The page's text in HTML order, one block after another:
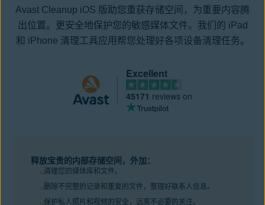
Avast Cleanup iOS 版助您重获存储空间，为重要内容腾
出位置。更安全地保护您的敏感媒体文件。我们的 iPad
和 iPhone 清理工具应用帮您处理好各项设备清理任务。
Excellent
45171 reviews on
释放宝贵的内部存储空间，外加：
清理您的媒体库和文件。
删除不完整的记录和重复的文件，整理好联系人信息。
保护私人照片和视频的安全，远离不必要的关注。